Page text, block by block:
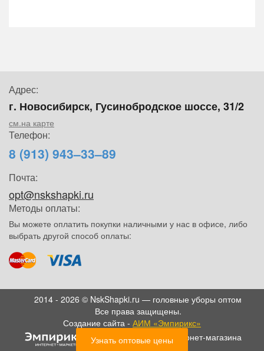
Адрес:
г. Новосибирск, Гусинобродское шоссе, 31/2
см.на карте
Телефон:
8 (913) 943–33–89
Почта:
opt@nskshapki.ru
Методы оплаты:
Вы можете оплатить покупки наличными у нас в офисе, либо
выбрать другой способ оплаты:
Узнать оптовые цены
2014 - 2026 © NskShapki.ru — головные уборы оптом
Все права защищены.
Создание сайта - АИМ «Эмпирикс»
- SEO продвижение интернет-магазина